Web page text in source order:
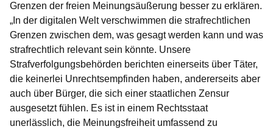
Grenzen der freien Meinungsäußerung besser zu erklären.
„In der digitalen Welt verschwimmen die strafrechtlichen
Grenzen zwischen dem, was gesagt werden kann und was
strafrechtlich relevant sein könnte. Unsere
Strafverfolgungsbehörden berichten einerseits über Täter,
die keinerlei Unrechtsempfinden haben, andererseits aber
auch über Bürger, die sich einer staatlichen Zensur
ausgesetzt fühlen. Es ist in einem Rechtsstaat
unerlässlich, die Meinungsfreiheit umfassend zu